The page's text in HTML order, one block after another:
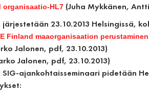
organisaatio-HL7 (Juha Mykkänen,
järjestetään 23.10.2013 Helsingissä,
Finland maaorganisaation perustaminen
Jalonen, pdf, 23.10.2013)
Jalonen, pdf, 23.10.2013)
SIG-ajankohtaisseminaari pidetään